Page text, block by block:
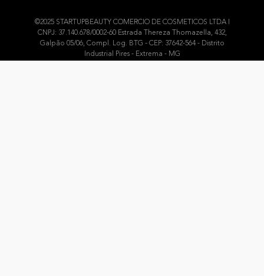
©2025 STARTUPBEAUTY COMERCIO DE COSMETICOS LTDA I
CNPJ: 37.140.678/0002-60 Estrada Thereza Thomazella, 432,
Galpão 05/06, Compl. Log. BTG - CEP: 37642-564 - Distrito
Industrial Pires - Extrema - MG